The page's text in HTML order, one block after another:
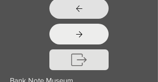
Bank Note Museum